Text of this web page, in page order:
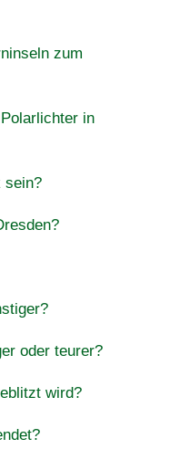
zum
in
sein?
oder teurer?
wird?